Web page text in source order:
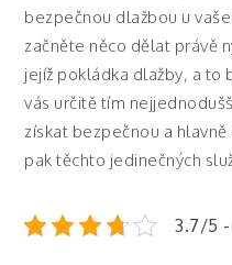
bezpečnou dlažbou u
začněte něco dělat právě
jejíž pokládka dlažby, a to
vás určitě tím
získat bezpečnou a
pak těchto jedinečných
3.7/5